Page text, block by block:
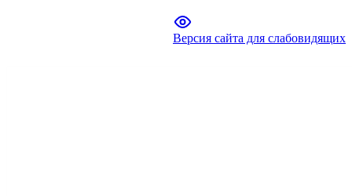
Версия сайта для слабовидящих